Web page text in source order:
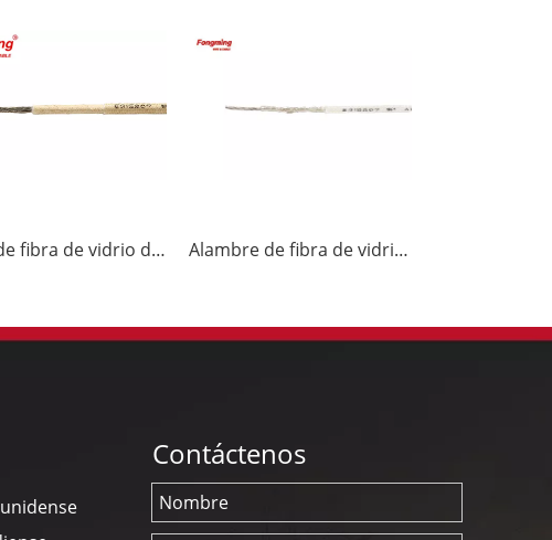
Cable de fibra de vidrio de mica 450C 600V UL5107 Alambre de fibra de vidrio de mica 450C 300V UL5360
Contáctenos